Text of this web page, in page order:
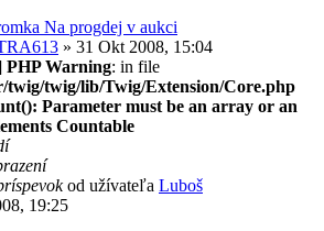
Na progdej v aukci
» 31 Okt 2008, 15:04
PHP Warning: in file
twig/twig/lib/Twig/Extension/Core.php
Parameter must be an array or an
Countable
od užívateľa Luboš
19:25